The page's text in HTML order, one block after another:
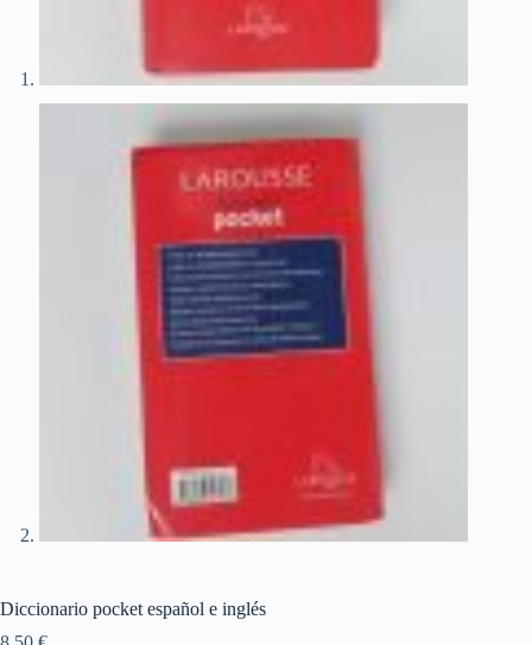
Diccionario pocket español e inglés